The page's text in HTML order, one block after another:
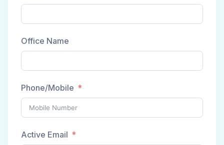
Office Name
Phone/Mobile
Active Email